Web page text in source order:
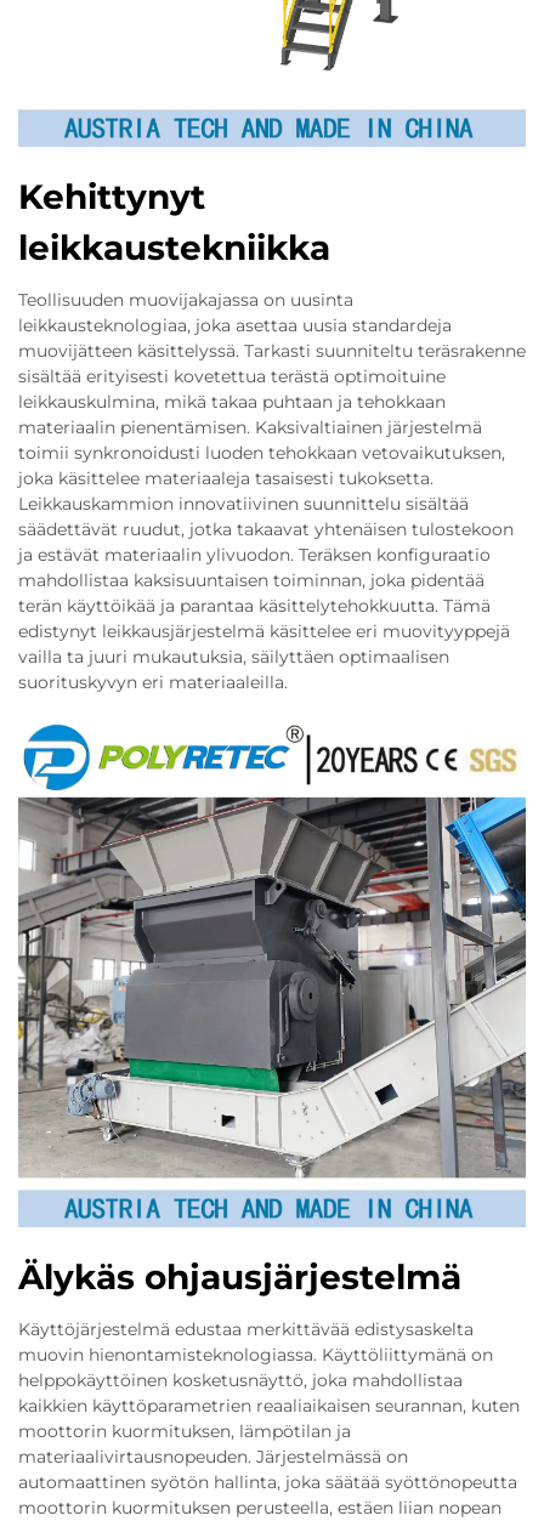
Kehittynyt
leikkaustekniikka
Teollisuuden muovijakajassa on uusinta
leikkausteknologiaa, joka asettaa uusia standardeja
muovijätteen käsittelyssä. Tarkasti suunniteltu teräsrakenne
sisältää erityisesti kovetettua terästä optimoituine
leikkauskulmina, mikä takaa puhtaan ja tehokkaan
materiaalin pienentämisen. Kaksivaltiainen järjestelmä
toimii synkronoidusti luoden tehokkaan vetovaikutuksen,
joka käsittelee materiaaleja tasaisesti tukoksetta.
Leikkauskammion innovatiivinen suunnittelu sisältää
säädettävät ruudut, jotka takaavat yhtenäisen tulostekoon
ja estävät materiaalin ylivuodon. Teräksen konfiguraatio
mahdollistaa kaksisuuntaisen toiminnan, joka pidentää
terän käyttöikää ja parantaa käsittelytehokkuutta. Tämä
edistynyt leikkausjärjestelmä käsittelee eri muovityyppejä
vailla ta juuri mukautuksia, säilyttäen optimaalisen
suorituskyvyn eri materiaaleilla.
Älykäs ohjausjärjestelmä
Käyttöjärjestelmä edustaa merkittävää edistysaskelta
muovin hienontamisteknologiassa. Käyttöliittymänä on
helppokäyttöinen kosketusnäyttö, joka mahdollistaa
kaikkien käyttöparametrien reaaliaikaisen seurannan, kuten
moottorin kuormituksen, lämpötilan ja
materiaalivirtausnopeuden. Järjestelmässä on
automaattinen syötön hallinta, joka säätää syöttönopeutta
moottorin kuormituksen perusteella, estäen liian nopean